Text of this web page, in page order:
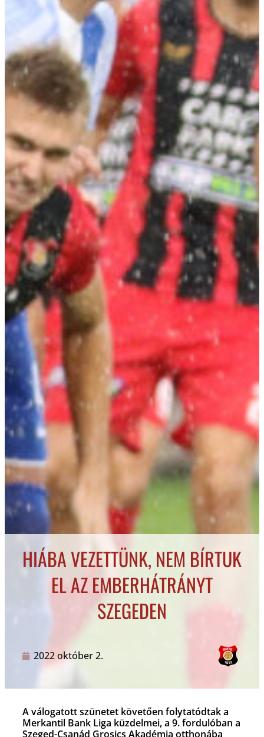
HIÁBA VEZETTÜNK, NEM BÍRTUK
EL AZ EMBERHÁTRÁNYT
SZEGEDEN
2022 október 2.
A válogatott szünetet követően folytatódtak a
Merkantil Bank Liga küzdelmei, a 9. fordulóban a
Szeged-Csanád Grosics Akadémia otthonába